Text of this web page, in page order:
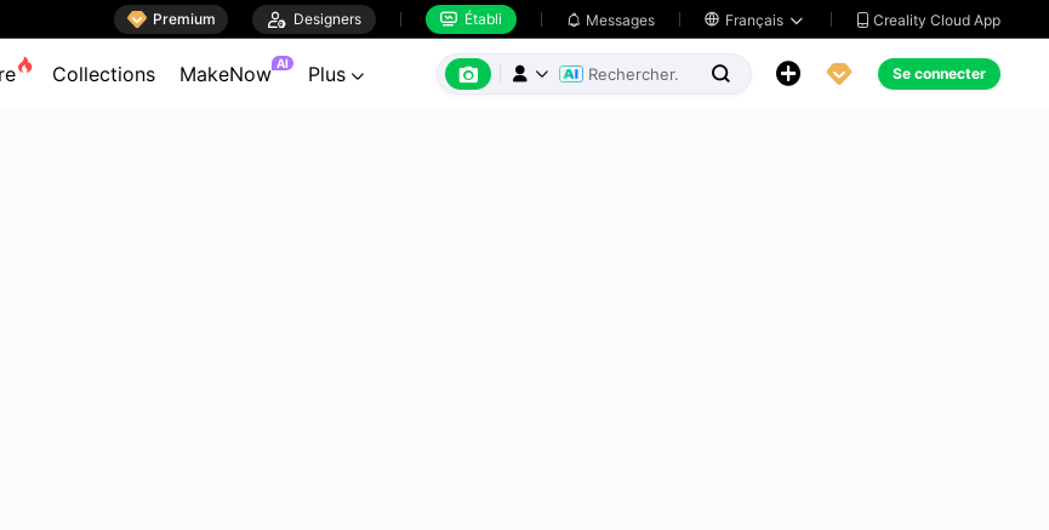
 Premium  Designers  Établi  Messages  Français   Creality Cloud App
 Collections MakeNow AI Plus        Se connecter